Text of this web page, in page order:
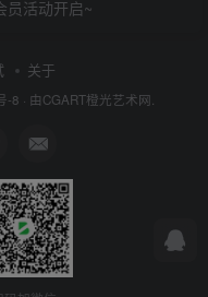
员活动开启~
关于
-8 · 由CGART橙光艺术网.